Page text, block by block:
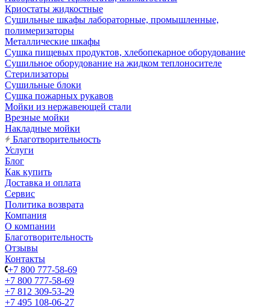
Криостаты жидкостные
Сушильные шкафы лабораторные, промышленные,
полимеризаторы
Металлические шкафы
Сушка пищевых продуктов, хлебопекарное оборудование
Сушильное оборудование на жидком теплоносителе
Стерилизаторы
Сушильные блоки
Сушка пожарных рукавов
Мойки из нержавеющей стали
Врезные мойки
Накладные мойки
Благотворительность
Услуги
Блог
Как купить
Доставка и оплата
Сервис
Политика возврата
Компания
О компании
Благотворительность
Отзывы
Контакты
+7 800 777-58-69
+7 800 777-58-69
+7 812 309-53-29
+7 495 108-06-27